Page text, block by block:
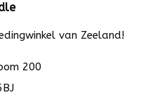
van Zeeland!
200